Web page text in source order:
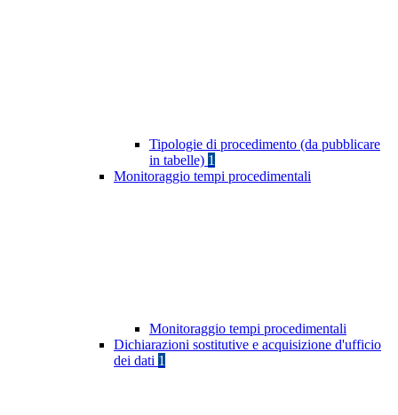
Tipologie di procedimento (da pubblicare
in tabelle) 1
Monitoraggio tempi procedimentali
Monitoraggio tempi procedimentali
Dichiarazioni sostitutive e acquisizione d'ufficio
dei dati 1